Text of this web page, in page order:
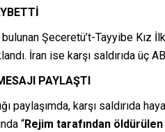
Şeceretü’t-Tayyibe Kız
İran ise karşı saldırıda üç
PAYLAŞTI
paylaşımda, karşı saldırıda
“Rejim tarafından